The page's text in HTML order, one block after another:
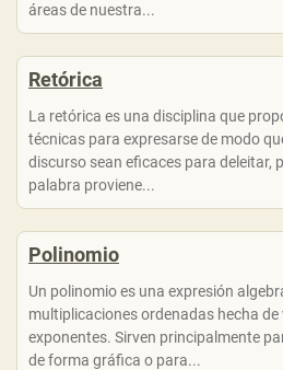
áreas de nuestra...
Retórica
La retórica es una disciplina que
técnicas para expresarse de modo
discurso sean eficaces para deleitar,
palabra proviene...
Polinomio
Un polinomio es una expresión
multiplicaciones ordenadas hecha
exponentes. Sirven principalmente
de forma gráfica o para...